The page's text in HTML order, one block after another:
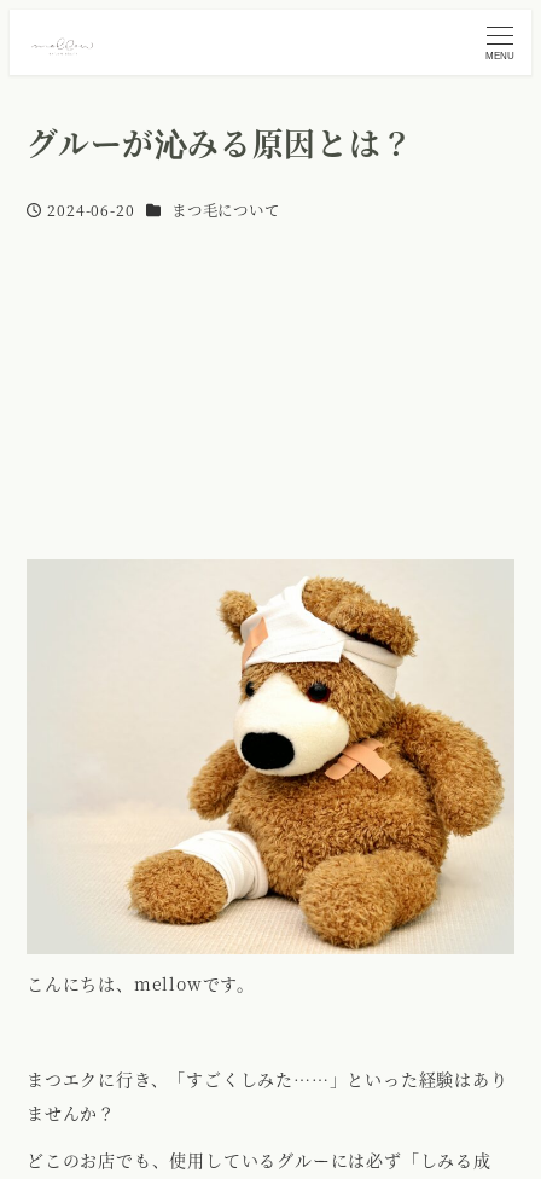
MENU
グルーが沁みる原因とは？
投稿日
2024-06-20 カテゴリー
まつ毛について
こんにちは、mellowです。
まつエクに行き、「すごくしみた……」といった経験はあり
ませんか？
どこのお店でも、使用しているグルーには必ず「しみる成